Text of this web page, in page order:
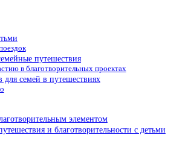
путешествия
в благотворительных проектах
для семей в путешествиях
элементом
и благотворительности с детьми